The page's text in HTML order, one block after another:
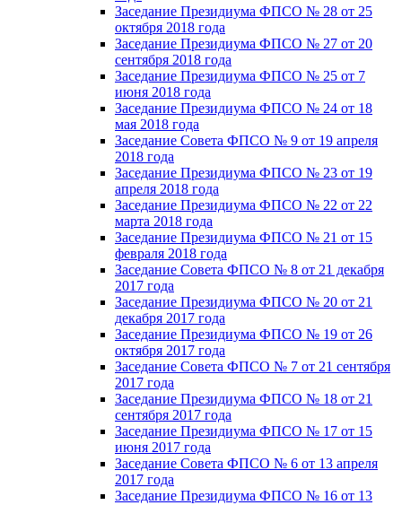
Заседание Президиума ФПСО № 28 от 25
октября 2018 года
Заседание Президиума ФПСО № 27 от 20
сентября 2018 года
Заседание Президиума ФПСО № 25 от 7
июня 2018 года
Заседание Президиума ФПСО № 24 от 18
мая 2018 года
Заседание Совета ФПСО № 9 от 19 апреля
2018 года
Заседание Президиума ФПСО № 23 от 19
апреля 2018 года
Заседание Президиума ФПСО № 22 от 22
марта 2018 года
Заседание Президиума ФПСО № 21 от 15
февраля 2018 года
Заседание Совета ФПСО № 8 от 21 декабря
2017 года
Заседание Президиума ФПСО № 20 от 21
декабря 2017 года
Заседание Президиума ФПСО № 19 от 26
октября 2017 года
Заседание Совета ФПСО № 7 от 21 сентября
2017 года
Заседание Президиума ФПСО № 18 от 21
сентября 2017 года
Заседание Президиума ФПСО № 17 от 15
июня 2017 года
Заседание Совета ФПСО № 6 от 13 апреля
2017 года
Заседание Президиума ФПСО № 16 от 13